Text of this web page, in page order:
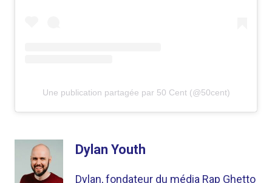
Une publication partagée par 50 Cent (@50cent)
Dylan Youth
Dylan, fondateur du média Rap Ghetto